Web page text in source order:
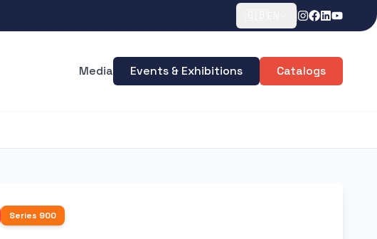
Media Events & Exhibitions Catalogs
Series 900